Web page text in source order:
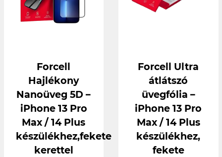
Forcell
Hajlékony
Nanoüveg 5D –
iPhone 13 Pro
Max / 14 Plus
készülékhez,fekete
kerettel
Forcell Ultra
átlátszó
üvegfólia –
iPhone 13 Pro
Max / 14 Plus
készülékhez,
fekete